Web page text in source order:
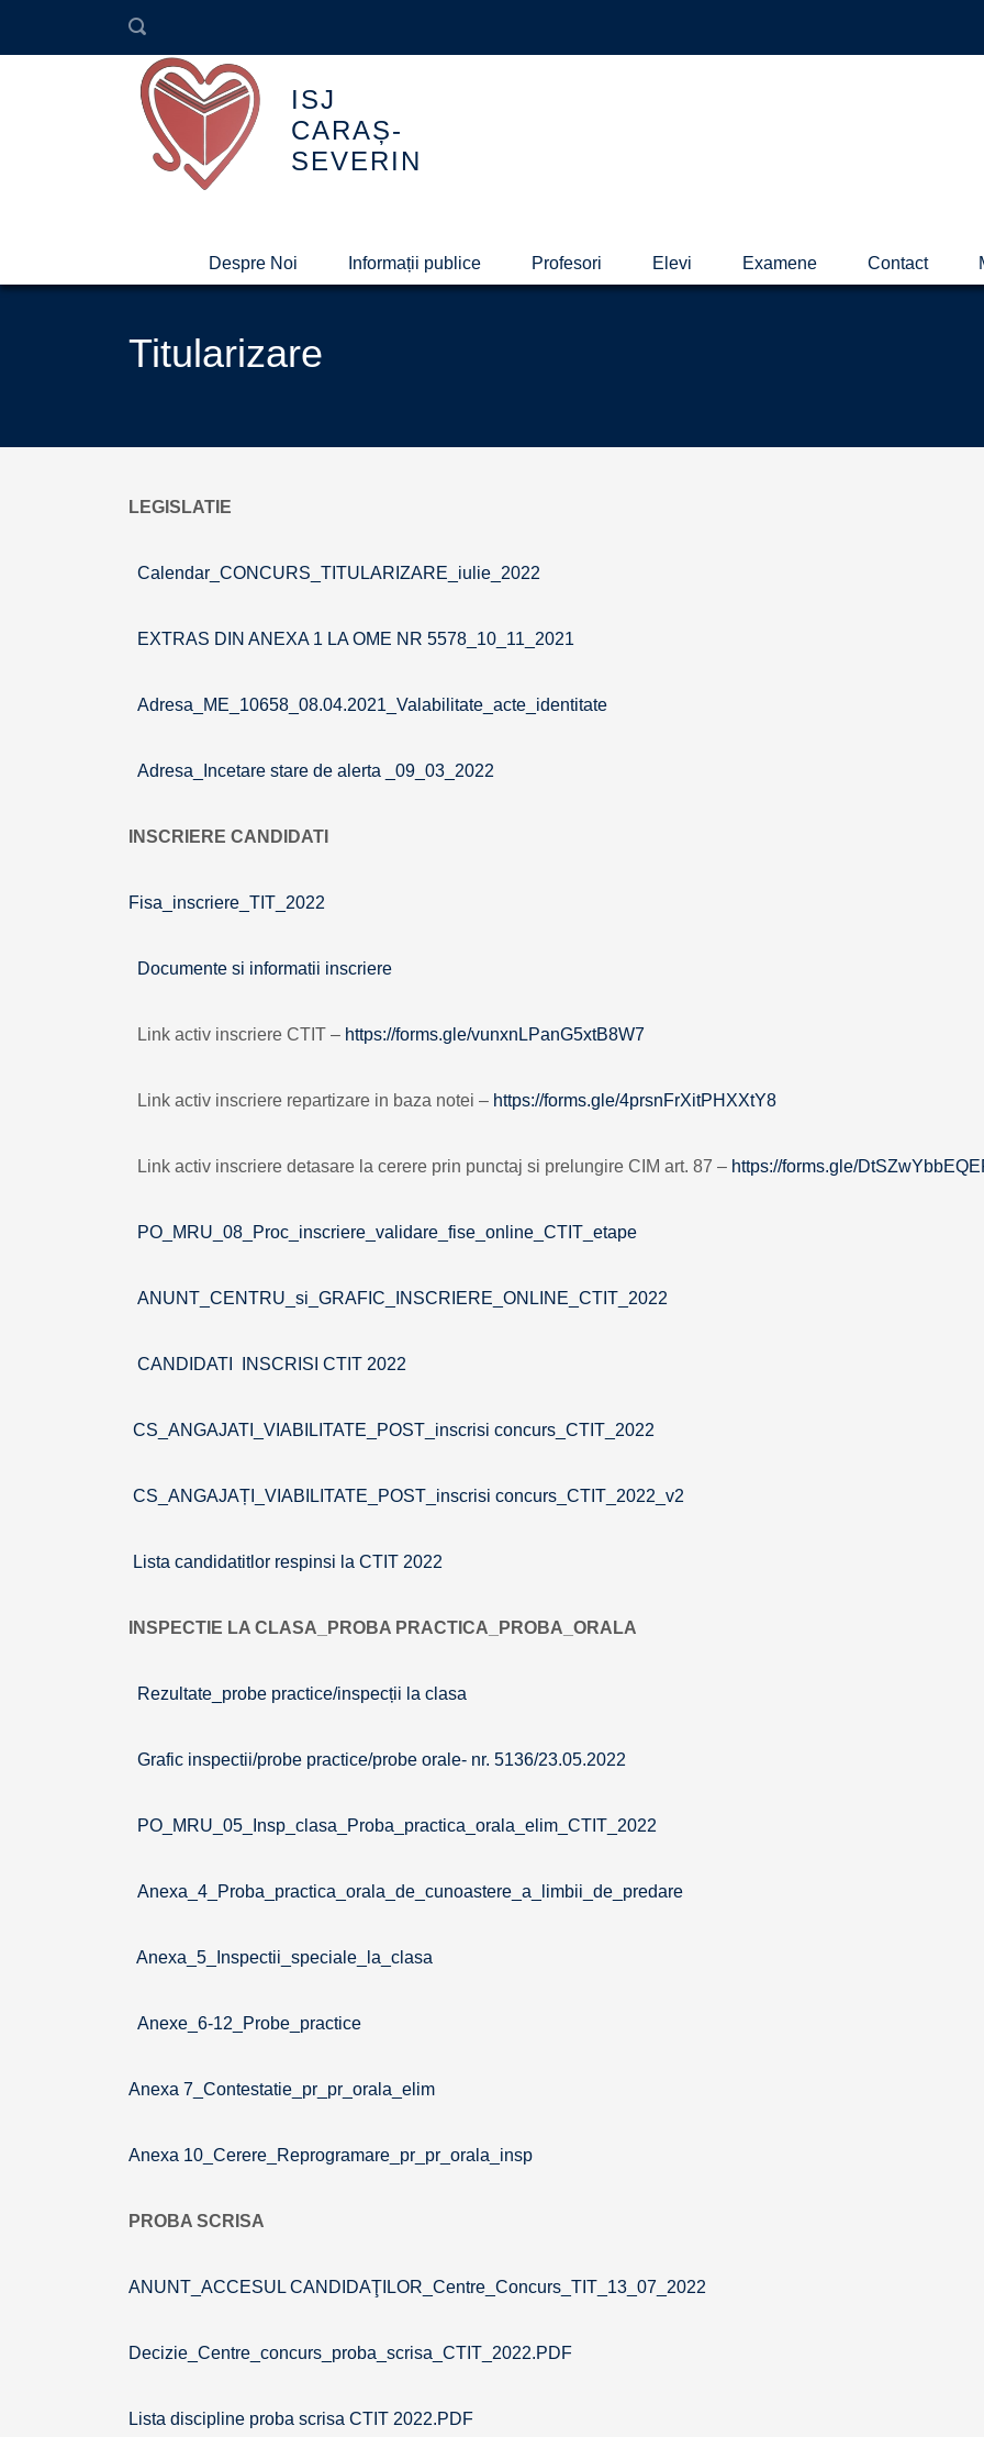
ISJ
CARAȘ-
SEVERIN
Despre Noi Informații publice Profesori Elevi Examene Contact
Titularizare
LEGISLATIE
Calendar_CONCURS_TITULARIZARE_iulie_2022
EXTRAS DIN ANEXA 1 LA OME NR 5578_10_11_2021
Adresa_ME_10658_08.04.2021_Valabilitate_acte_identitate
Adresa_Incetare stare de alerta _09_03_2022
INSCRIERE CANDIDATI
Fisa_inscriere_TIT_2022
Documente si informatii inscriere
Link activ inscriere CTIT – https://forms.gle/vunxnLPanG5xtB8W7
Link activ inscriere repartizare in baza notei – https://forms.gle/4prsnFrXitPHXXtY8
Link activ inscriere detasare la cerere prin punctaj si prelungire CIM art. 87 – https://forms.gle/
PO_MRU_08_Proc_inscriere_validare_fise_online_CTIT_etape
ANUNT_CENTRU_si_GRAFIC_INSCRIERE_ONLINE_CTIT_2022
CANDIDATI INSCRISI CTIT 2022
CS_ANGAJATI_VIABILITATE_POST_inscrisi concurs_CTIT_2022
CS_ANGAJAȚI_VIABILITATE_POST_inscrisi concurs_CTIT_2022_v2
Lista candidatitlor respinsi la CTIT 2022
INSPECTIE LA CLASA_PROBA PRACTICA_PROBA_ORALA
Rezultate_probe practice/inspecții la clasa
Grafic inspectii/probe practice/probe orale- nr. 5136/23.05.2022
PO_MRU_05_Insp_clasa_Proba_practica_orala_elim_CTIT_2022
Anexa_4_Proba_practica_orala_de_cunoastere_a_limbii_de_predare
Anexa_5_Inspectii_speciale_la_clasa
Anexe_6-12_Probe_practice
Anexa 7_Contestatie_pr_pr_orala_elim
Anexa 10_Cerere_Reprogramare_pr_pr_orala_insp
PROBA SCRISA
ANUNT_ACCESUL CANDIDAŢILOR_Centre_Concurs_TIT_13_07_2022
Decizie_Centre_concurs_proba_scrisa_CTIT_2022.PDF
Lista discipline proba scrisa CTIT 2022.PDF